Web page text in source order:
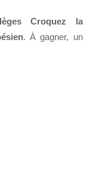
Croquez la
. À gagner, un